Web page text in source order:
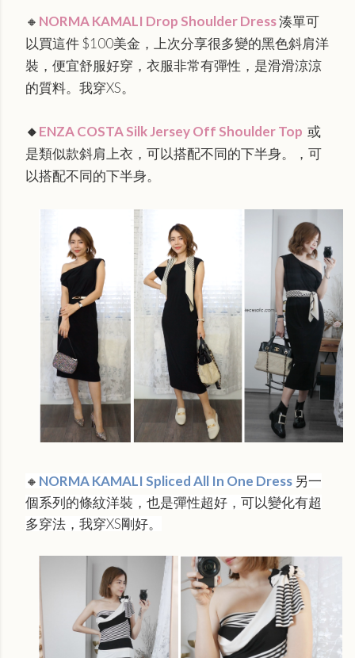
🔸 NORMA KAMALI Drop Shoulder Dress湊單可
以買這件 $100美金，上次分享很多變的黑色斜肩洋
裝， 便宜舒服好穿，衣服非常有彈性，是滑滑涼涼
的質料。我穿XS。
🔸ENZA COSTA Silk Jersey Off Shoulder Top 或
是類似款斜肩上衣，可以搭配不同的下半身。，可
以搭配不同的下半身。
🔸 NORMA KAMALI Spliced All In One Dress 另一
個系列的條紋洋裝，也是彈性超好，可以變化有超
多穿法，我穿XS剛好。